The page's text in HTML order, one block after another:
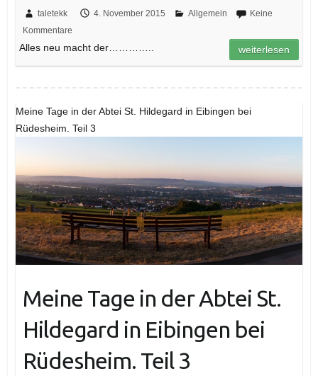
taletekk 4. November 2015 Allgemein
Keine
Kommentare
Alles neu macht der………….. weiterlesen
Meine Tage in der Abtei St. Hildegard in Eibingen bei
Rüdesheim. Teil 3
Meine Tage in der Abtei St.
Hildegard in Eibingen bei
Rüdesheim. Teil 3